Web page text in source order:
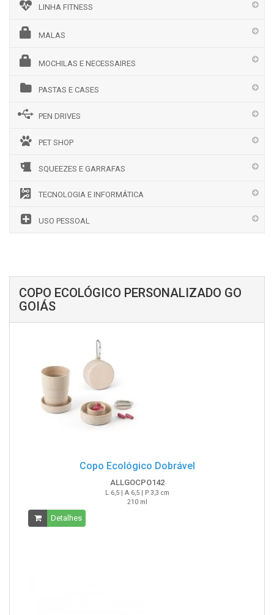
LINHA FITNESS
MALAS
MOCHILAS E NECESSAIRES
PASTAS E CASES
PEN DRIVES
PET SHOP
SQUEEZES E GARRAFAS
TECNOLOGIA E INFORMÁTICA
USO PESSOAL
COPO ECOLÓGICO PERSONALIZADO GO
GOIÁS
Copo Ecológico Dobrável
ALLGOCPO142
L 6,5 | A 6,5 | P 3,3 cm
210 ml
Detalhes